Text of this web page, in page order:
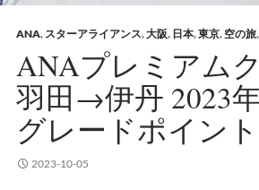
ANA, スターアライアンス,大阪, 日本,東京, 空の旅,
ANAプレミアム
羽田→伊丹 2023
グレードポイン
2023-10-05